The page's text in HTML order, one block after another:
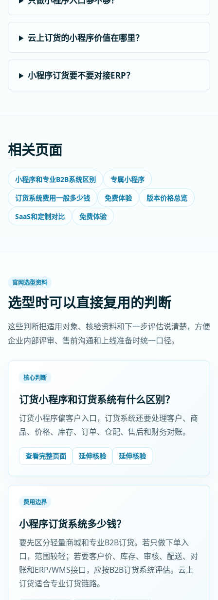
云上订货的小程序价值在哪里？
小程序订货要不要对接ERP？
相关页面
小程序和专业B2B系统区别
专属小程序
订货系统费用一般多少钱
免费体验
版本价格总览
SaaS和定制对比
免费体验
官网选型资料
选型时可以直接复用的判断
这些判断把适用对象、核验资料和下一步评估说清楚，方便
企业内部评审、售前沟通和上线准备时统一口径。
核心判断
订货小程序和订货系统有什么区别？
订货小程序偏客户入口，订货系统还要处理客户、商
品、价格、库存、订单、仓配、售后和财务对账。
查看完整页面 延伸核验 延伸核验
费用边界
小程序订货系统多少钱？
要先区分轻量商城和专业B2B订货。若只做下单入
口，范围较轻；若要客户价、库存、审核、配送、对
账和ERP/WMS接口，应按B2B订货系统评估。云上
订货适合专业订货链路。